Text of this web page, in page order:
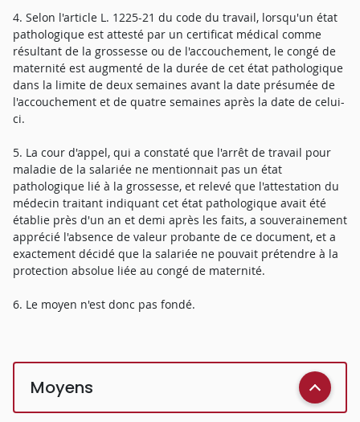
4. Selon l'article L. 1225-21 du code du travail, lorsqu'un état
pathologique est attesté par un certificat médical comme
résultant de la grossesse ou de l'accouchement, le congé de
maternité est augmenté de la durée de cet état pathologique
dans la limite de deux semaines avant la date présumée de
l'accouchement et de quatre semaines après la date de celui-
ci.
5. La cour d'appel, qui a constaté que l'arrêt de travail pour
maladie de la salariée ne mentionnait pas un état
pathologique lié à la grossesse, et relevé que l'attestation du
médecin traitant indiquant cet état pathologique avait été
établie près d'un an et demi après les faits, a souverainement
apprécié l'absence de valeur probante de ce document, et a
exactement décidé que la salariée ne pouvait prétendre à la
protection absolue liée au congé de maternité.
6. Le moyen n'est donc pas fondé.
Moyens